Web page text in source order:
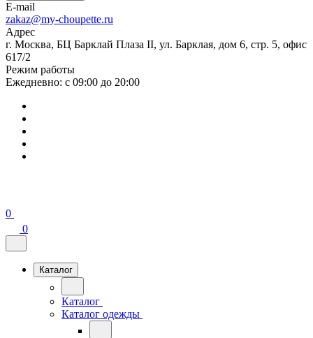
E-mail
zakaz@my-choupette.ru
Адрес
г. Москва, БЦ Барклай Плаза II, ул. Барклая, дом 6, стр. 5, офис
617/2
Режим работы
Ежедневно: с 09:00 до 20:00
0
0
Каталог
Каталог
Каталог одежды